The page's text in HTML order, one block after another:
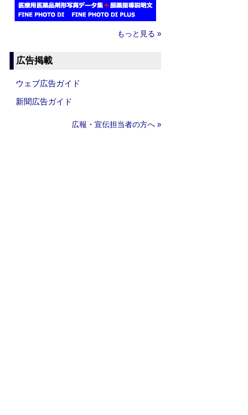
もっと見る »
広告掲載
ウェブ広告ガイド
新聞広告ガイド
広報・宣伝担当者の方へ »